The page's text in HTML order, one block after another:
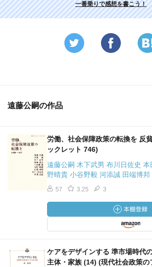
一番乗りで感想を書こう！
遠藤公嗣の作品
労働、社会保障政策の転換を 反
ックレット 746)
遠藤公嗣 木下武男 布川日佐史
野晴貴 小谷野毅 河添誠 田端博邦
57 3.25 3
ケアをデザインする 準市場時代
主体・家族 (14) (現代社会政策の